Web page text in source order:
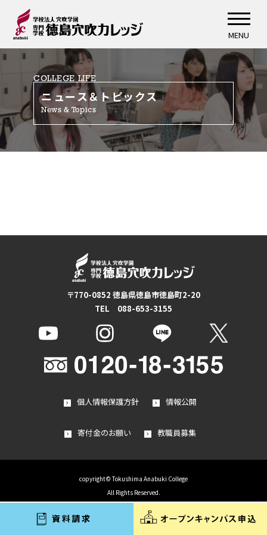
MENU
COLLEGE LIFE
ニュース＆トピックス
News & Topics
〒770-0852 徳島県徳島市徳島町2-20
TEL 088-653-3155
個人情報保護方針 情報公開
寄付金のお願い 教職員募集
copyright© Tokushima Anabuki College
All Rights Reserved.